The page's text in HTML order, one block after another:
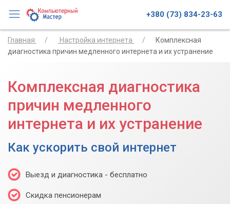
+380 (73) 834-23-63
Главная Настройка интернета
Комплексная
диагностика причин медленного интернета и их устранение
Комплексная диагностика
причин медленного
интернета и их устранение
Как ускорить свой интернет
Выезд и диагностика - бесплатно
Скидка пенсионерам